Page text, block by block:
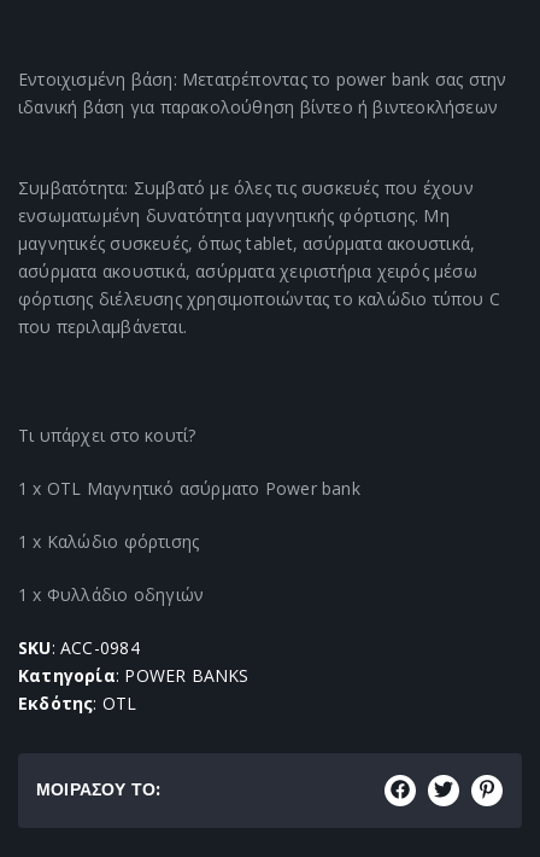
Εντοιχισμένη βάση: Μετατρέποντας το power bank σας στην
ιδανική βάση για παρακολούθηση βίντεο ή βιντεοκλήσεων
Συμβατότητα: Συμβατό με όλες τις συσκευές που έχουν
ενσωματωμένη δυνατότητα μαγνητικής φόρτισης. Μη
μαγνητικές συσκευές, όπως tablet, ασύρματα ακουστικά,
ασύρματα ακουστικά, ασύρματα χειριστήρια χειρός μέσω
φόρτισης διέλευσης χρησιμοποιώντας το καλώδιο τύπου C
που περιλαμβάνεται.
Τι υπάρχει στο κουτί?
1 x OTL Μαγνητικό ασύρματο Power bank
1 x Καλώδιο φόρτισης
1 x Φυλλάδιο οδηγιών
SKU: ACC-0984
Κατηγορία: POWER BANKS
Εκδότης: OTL
ΜΟΙΡΑΣΟΥ ΤΟ: